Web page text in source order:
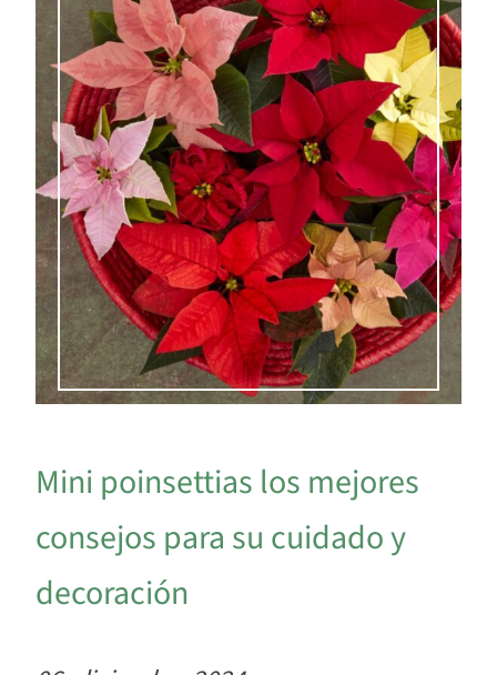
Mini poinsettias los mejores
consejos para su cuidado y
decoración